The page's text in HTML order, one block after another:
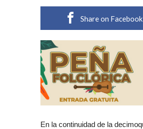
Share on Facebook
En la continuidad de la